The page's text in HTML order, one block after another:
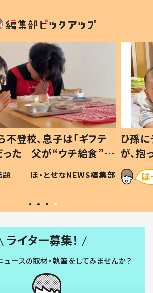
不登校、息子は「ギフテ
った 父が“ウチ給食”を
ける理由とは #令和の親
題 ほ・とせなNEWS編集部
ひ孫
が、
「涙が
い」
ライター募集！
ュースの取材・執筆をしてみませんか？